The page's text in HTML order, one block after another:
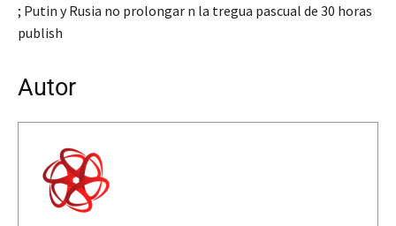
; Putin y Rusia no prolongar n la tregua pascual de 30 horas
publish
Autor